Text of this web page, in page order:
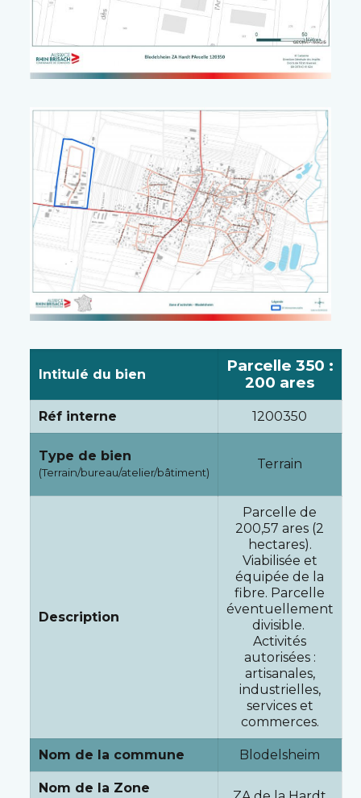
Intitulé du bien
Parcelle 350 :
200 ares
Réf interne 1200350
Type de bien
(Terrain/bureau/atelier/bâtiment)
Terrain
Description
Parcelle de
200,57 ares (2
hectares).
Viabilisée et
équipée de la
fibre. Parcelle
éventuellement
divisible.
Activités
autorisées :
artisanales,
industrielles,
services et
commerces.
Nom de la commune Blodelsheim
Nom de la Zone